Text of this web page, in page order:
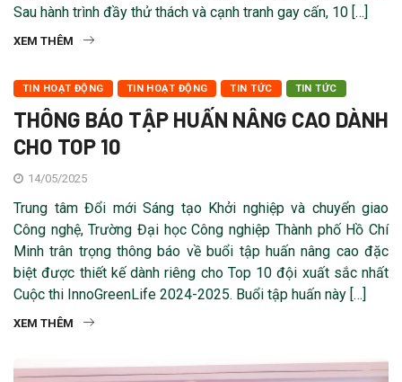
Sau hành trình đầy thử thách và cạnh tranh gay cấn, 10 […]
XEM THÊM
TIN HOẠT ĐỘNG TIN HOẠT ĐỘNG TIN TỨC TIN TỨC
THÔNG BÁO TẬP HUẤN NÂNG CAO DÀNH
CHO TOP 10
14/05/2025
Trung tâm Đổi mới Sáng tạo Khởi nghiệp và chuyển giao
Công nghệ, Trường Đại học Công nghiệp Thành phố Hồ Chí
Minh trân trọng thông báo về buổi tập huấn nâng cao đặc
biệt được thiết kế dành riêng cho Top 10 đội xuất sắc nhất
Cuộc thi InnoGreenLife 2024-2025. Buổi tập huấn này […]
XEM THÊM